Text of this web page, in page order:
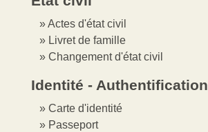
Actes d'état civil
Livret de famille
Changement d'état civil
Identité - Authentification
Carte d'identité
Passeport